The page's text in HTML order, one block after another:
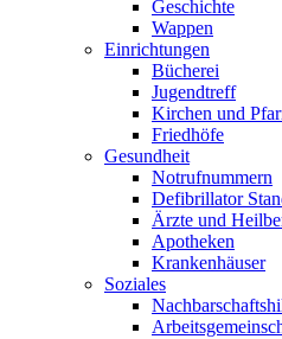
Geschichte
Wappen
Einrichtungen
Bücherei
Jugendtreff
Kirchen und
Friedhöfe
Gesundheit
Notrufnummern
Defibrillator
Ärzte und
Apotheken
Krankenhäuser
Soziales